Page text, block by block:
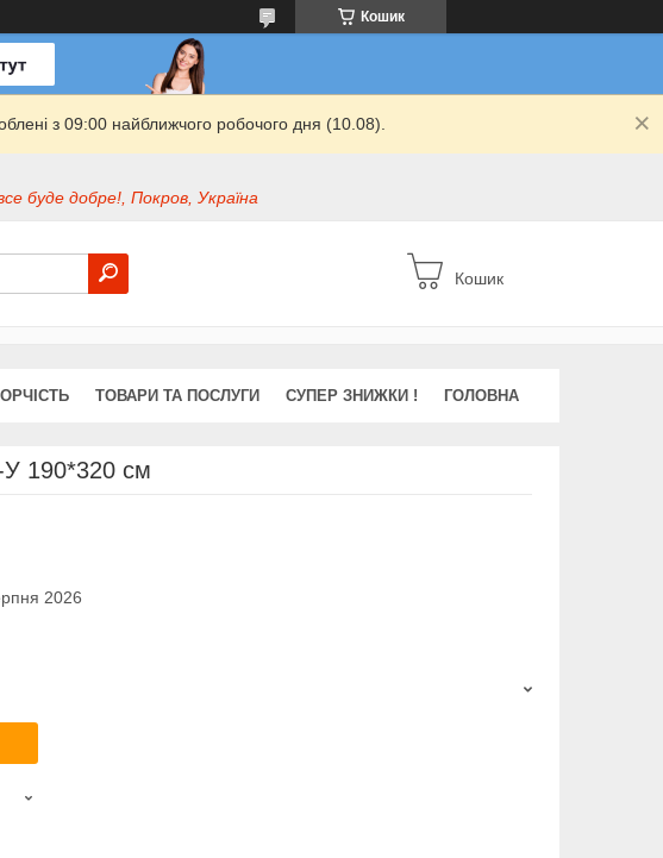
Кошик
з 09:00 найближчого робочого дня (10.08).
буде добре!, Покров, Україна
Кошик
ТОВАРИ ТА ПОСЛУГИ СУПЕР ЗНИЖКИ ! ГОЛОВНА
190*320 см
2026